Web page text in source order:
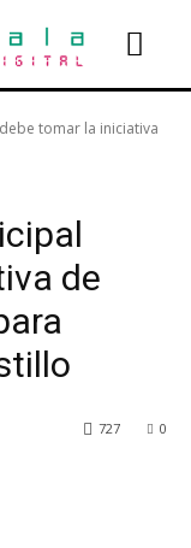
tomar la iniciativa
de
0
727